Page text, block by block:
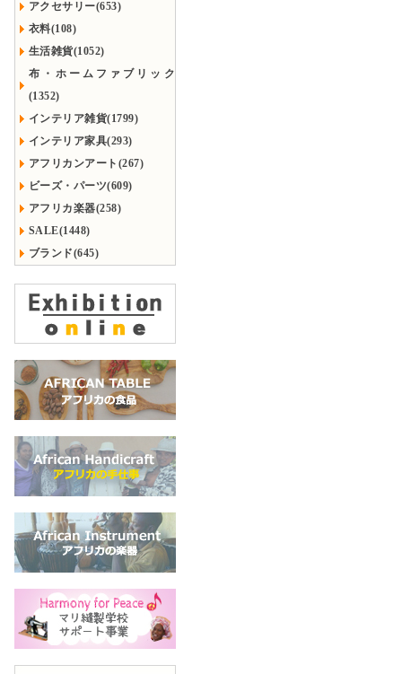
アクセサリー(653)
衣料(108)
生活雑貨(1052)
布・ホームファブリック
(1352)
インテリア雑貨(1799)
インテリア家具(293)
アフリカンアート(267)
ビーズ・パーツ(609)
アフリカ楽器(258)
SALE(1448)
ブランド(645)